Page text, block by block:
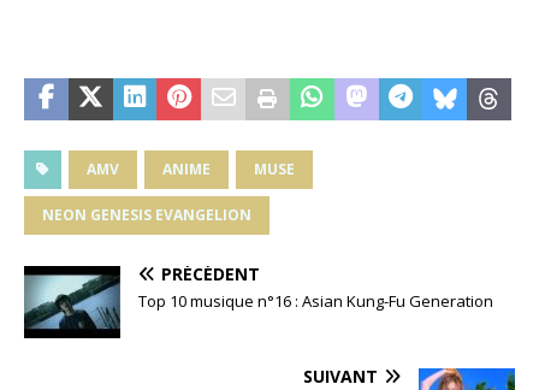
AMV ANIME MUSE
NEON GENESIS EVANGELION
PRÉCÉDENT
Top 10 musique n°16 : Asian Kung-Fu Generation
SUIVANT